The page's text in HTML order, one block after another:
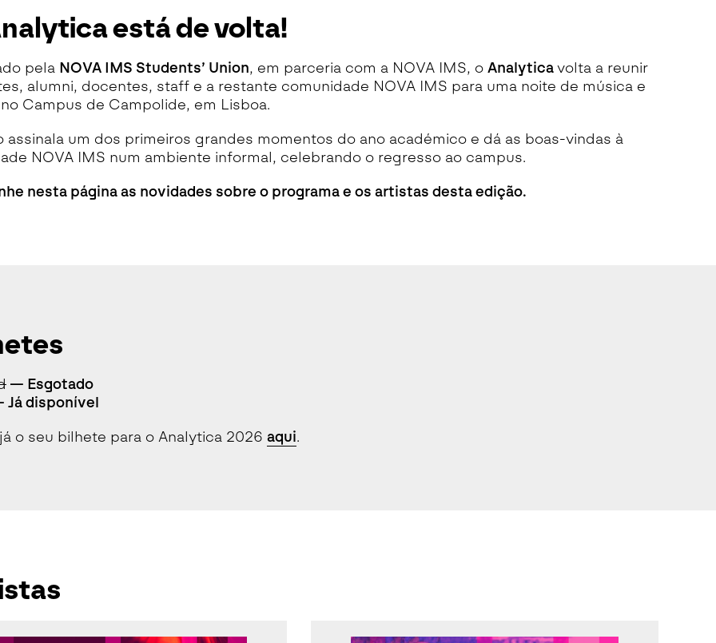
está de volta!
pela NOVA IMS Students’ Union, em parceria com a NOVA IMS, o Analyticavolta a reunir
alumni, docentes, staff e a restante comunidade NOVA IMS para uma noite de música e
Campus de Campolide, em Lisboa.
assinala um dos primeiros grandes momentos do ano académico e dá as boas-vindas à
NOVA IMS num ambiente informal, celebrando o regresso ao campus.
nesta página as novidades sobre o programa e os artistas desta edição.
— Esgotado
Já disponível
o seu bilhete para o Analytica 2026 aqui.